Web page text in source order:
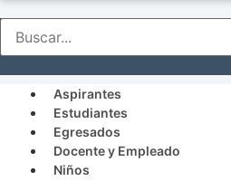
Aspirantes
Estudiantes
Egresados
Docente y Empleado
Niños